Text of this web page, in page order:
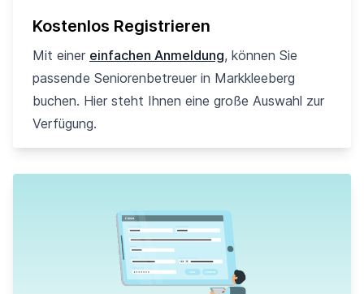
Kostenlos Registrieren
Mit einer einfachen Anmeldung, können Sie
passende Seniorenbetreuer in Markkleeberg
buchen. Hier steht Ihnen eine große Auswahl zur
Verfügung.